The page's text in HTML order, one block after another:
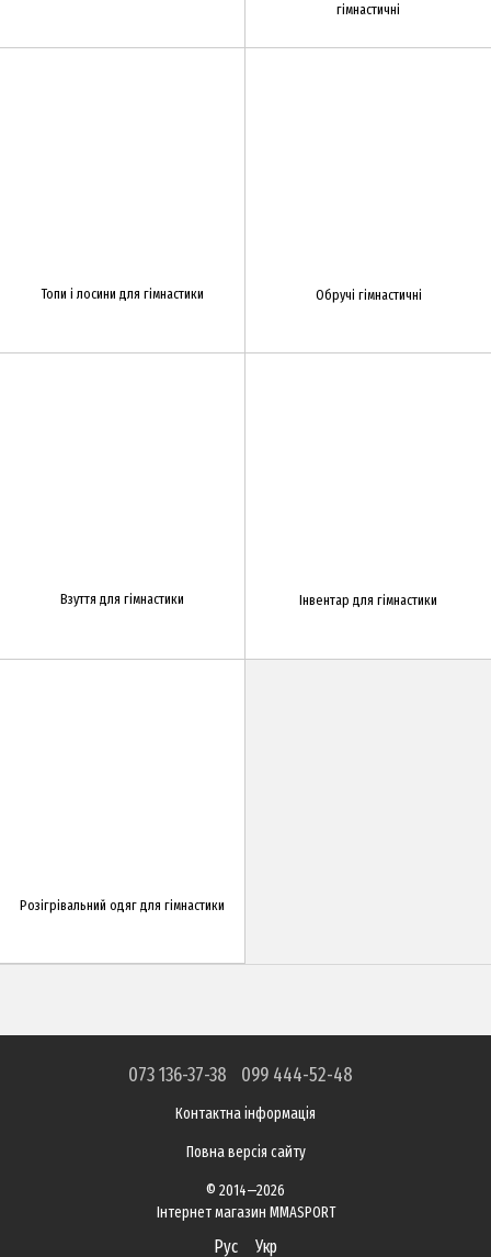
гімнастичні
Топи і лосини для гімнастики Обручі гімнастичні
Взуття для гімнастики Інвентар для гімнастики
Розігрівальний одяг для гімнастики
073 136-37-38 099 444-52-48
Контактна інформація
Повна версія сайту
© 2014—2026
Інтернет магазин MMASPORT
Рус Укр